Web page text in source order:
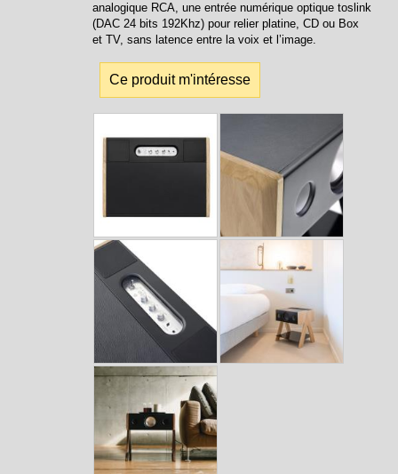
analogique RCA, une entrée numérique optique toslink
(DAC 24 bits 192Khz) pour relier platine, CD ou Box
et TV, sans latence entre la voix et l’image.
Ce produit m'intéresse